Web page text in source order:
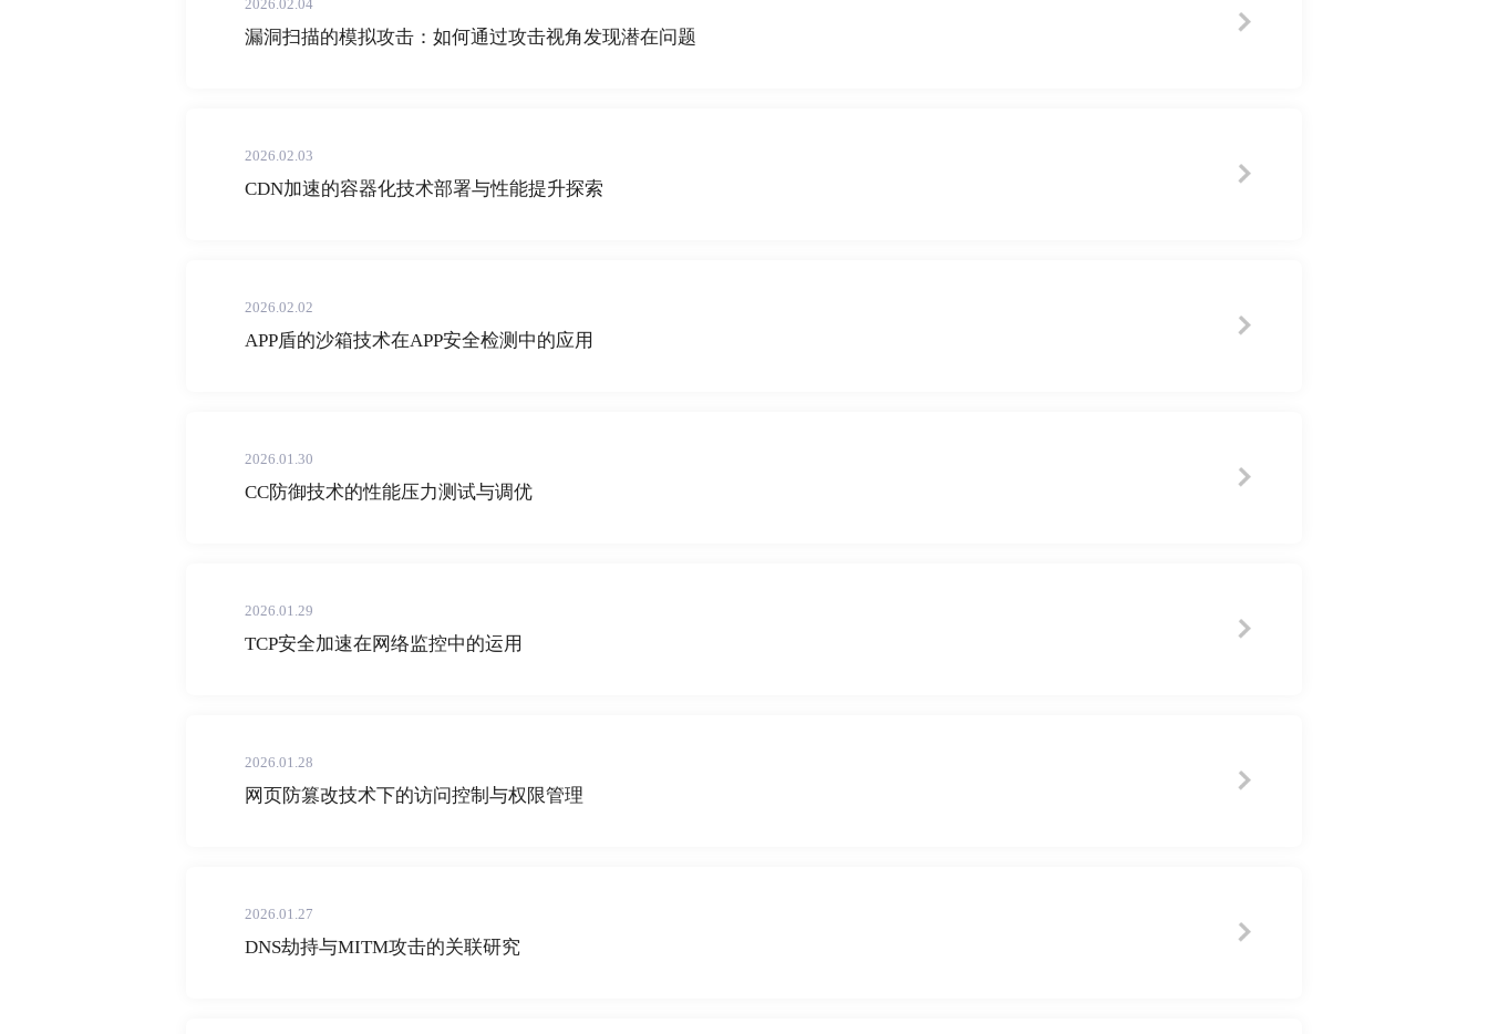
2026.02.04
漏洞扫描的模拟攻击：如何通过攻击视角发现潜在问题
2026.02.03
CDN加速的容器化技术部署与性能提升探索
2026.02.02
APP盾的沙箱技术在APP安全检测中的应用
2026.01.30
CC防御技术的性能压力测试与调优
2026.01.29
TCP安全加速在网络监控中的运用
2026.01.28
网页防篡改技术下的访问控制与权限管理
2026.01.27
DNS劫持与MITM攻击的关联研究